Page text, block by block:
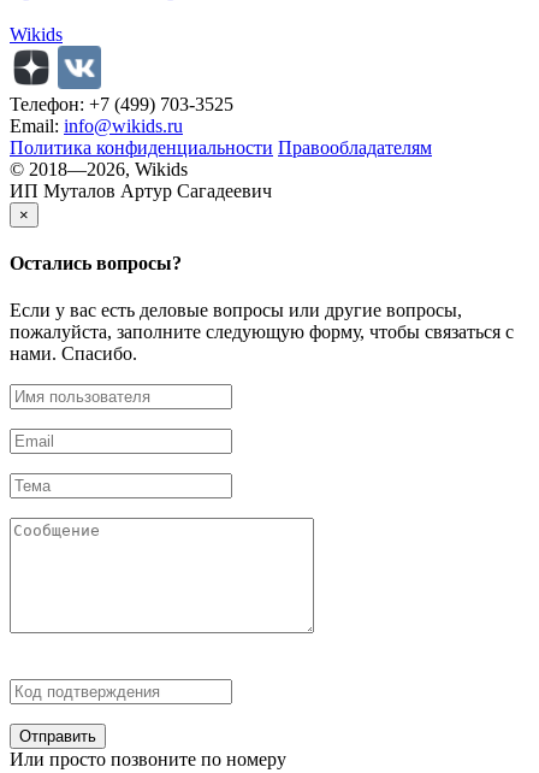
Wikids
Телефон: +7 (499) 703-3525
Email: info@wikids.ru
Политика конфиденциальности Правообладателям
© 2018—2026, Wikids
ИП Муталов Артур Сагадеевич
×
Остались вопросы?
Если у вас есть деловые вопросы или другие вопросы,
пожалуйста, заполните следующую форму, чтобы связаться с
нами. Спасибо.
Отправить
Или просто позвоните по номеру